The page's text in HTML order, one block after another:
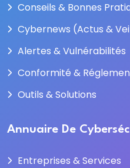
Conseils & Bonnes
Cybernews (Actus &
Alertes & Vulnérabilités
Conformité &
Outils & Solutions
Annuaire De
Entreprises & Services